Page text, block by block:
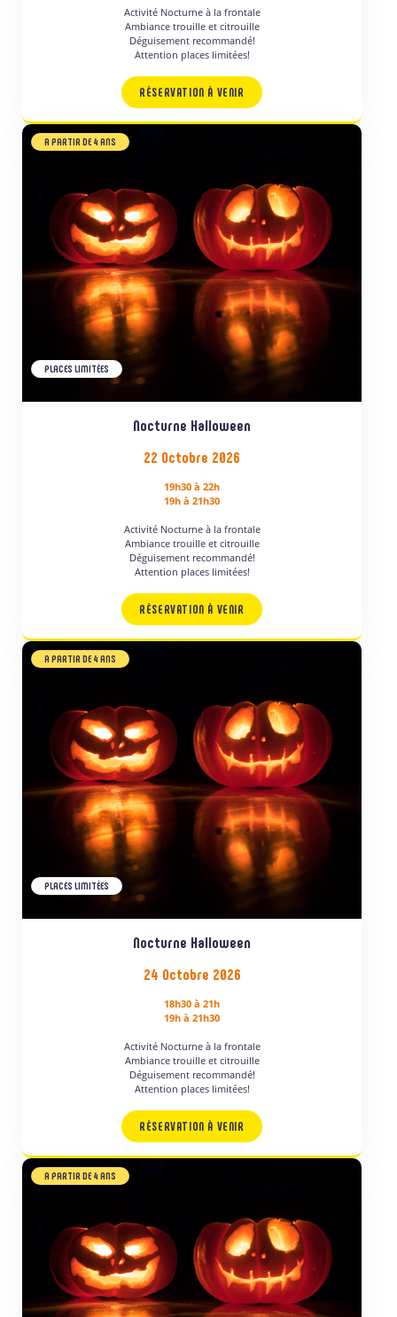
Activité Nocturne à la frontale
Ambiance trouille et citrouille
Déguisement recommandé!
Attention places limitées!
RÉSERVATION À VENIR
A PARTIR DE 4 ANS
PLACES LIMITÉES
Nocturne Halloween
22 Octobre 2026
19h30 à 22h
19h à 21h30
Activité Nocturne à la frontale
Ambiance trouille et citrouille
Déguisement recommandé!
Attention places limitées!
RÉSERVATION À VENIR
A PARTIR DE 4 ANS
PLACES LIMITÉES
Nocturne Halloween
24 Octobre 2026
18h30 à 21h
19h à 21h30
Activité Nocturne à la frontale
Ambiance trouille et citrouille
Déguisement recommandé!
Attention places limitées!
RÉSERVATION À VENIR
A PARTIR DE 4 ANS